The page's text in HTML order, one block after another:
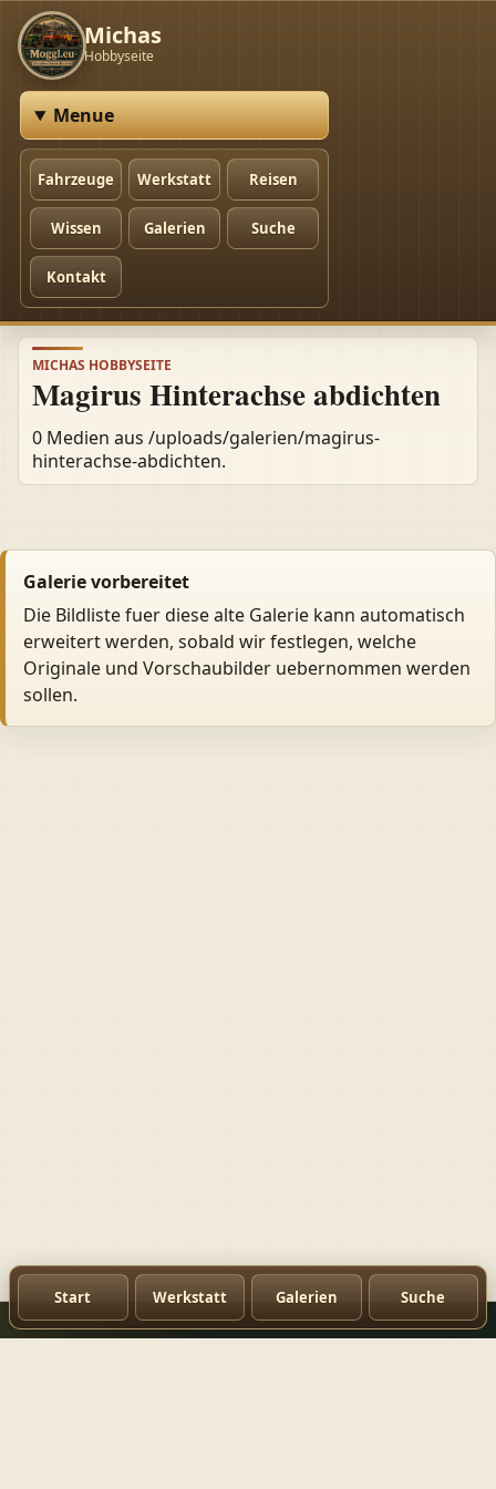
Michas
Hobbyseite
Menue
Fahrzeuge Werkstatt Reisen
Wissen Galerien Suche
Kontakt
Start Werkstatt Galerien Suche
MICHAS HOBBYSEITE
Magirus Hinterachse abdichten
0 Medien aus /uploads/galerien/magirus-
hinterachse-abdichten.
Galerie vorbereitet
Die Bildliste fuer diese alte Galerie kann automatisch
erweitert werden, sobald wir festlegen, welche
Originale und Vorschaubilder uebernommen werden
sollen.